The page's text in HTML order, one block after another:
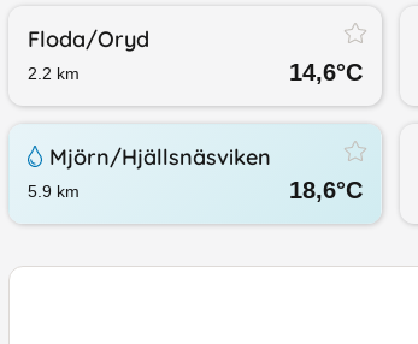
Floda/​Oryd
2.2 km 14,6°C
Mjörn/​Hjällsnäsviken
5.9 km 18,6°C